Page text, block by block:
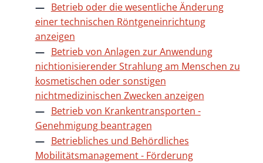
Betrieb oder die wesentliche Änderung
einer technischen Röntgeneinrichtung
anzeigen
Betrieb von Anlagen zur Anwendung
nichtionisierender Strahlung am Menschen zu
kosmetischen oder sonstigen
nichtmedizinischen Zwecken anzeigen
Betrieb von Krankentransporten -
Genehmigung beantragen
Betriebliches und Behördliches
Mobilitätsmanagement - Förderung